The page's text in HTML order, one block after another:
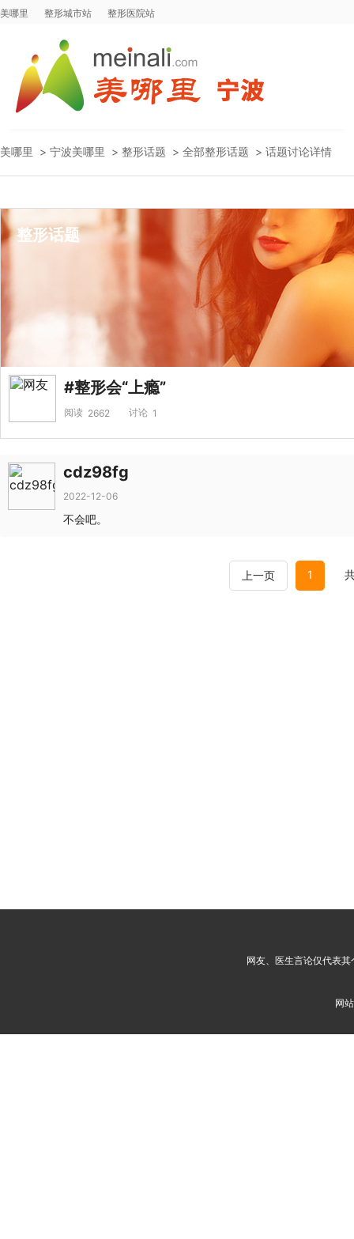
美哪里 整形城市站 整形医院站
美哪里 > 宁波美哪里 > 整形话题 > 全部整形话题 > 话题讨论详情
整形话题
#整形会“上瘾”
阅读 2662 讨论 1
cdz98fg
2022-12-06
不会吧。
上一页 1
网友、医生言论仅代表
网